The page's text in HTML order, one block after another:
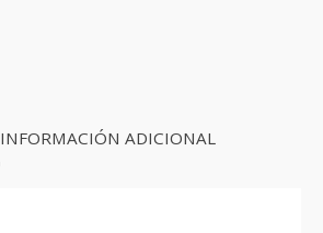
INFORMACIÓN ADICIONAL